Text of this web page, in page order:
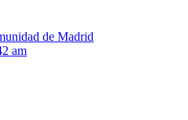
de Madrid
am